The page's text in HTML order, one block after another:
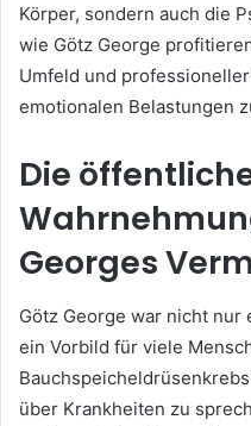
Körper, sondern auch die
wie Götz George
Umfeld und
emotionalen Belastungen
Die
Georges
Götz George war nicht nur
ein Vorbild für viele
über Krankheiten zu